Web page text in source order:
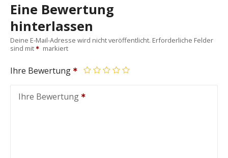
Eine Bewertung
hinterlassen
Deine E-Mail-Adresse wird nicht veröffentlicht. Erforderliche Felder
sind mit
markiert
Ihre Bewertung
Ihre Bewertung